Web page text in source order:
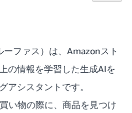
ファス）は、Amazonスト
の情報を学習した生成AIを
アシスタントです。
い物の際に、商品を見つけ